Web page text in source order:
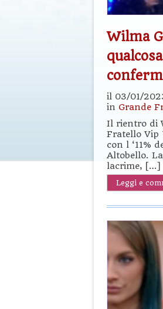
Wilma
il 03/01/
in Grande
Il rientro di
Fratello Vip
con l ‘11%
Altobello.
lacrime, […]
Leggi e